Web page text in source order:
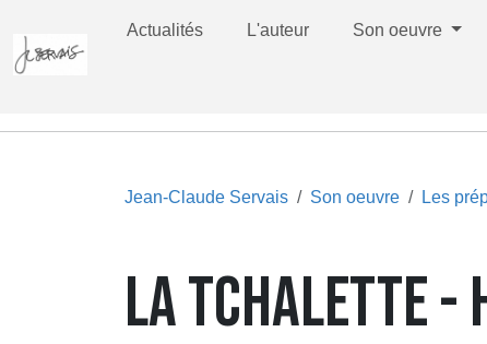
Actualités L'auteur Son oeuvre
Jean-Claude Servais Son oeuvre Les
LA TCHALETTE -